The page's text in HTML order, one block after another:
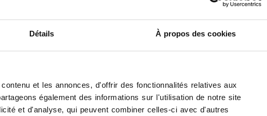
Détails À propos des cookies
et les annonces, d'offrir des fonctionnalités relatives aux
également des informations sur l'utilisation de notre site
et d'analyse, qui peuvent combiner celles-ci avec d'autres
Dois-je apporter quelque chose pour l'examen ?
Il est très important de vous munir de vos précédents